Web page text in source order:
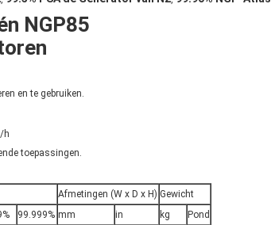
NGP85
en te gebruiken.
h
toepassingen.
Afmetingen (W x D x H) Gewicht
99.999% mm in kg
Pond